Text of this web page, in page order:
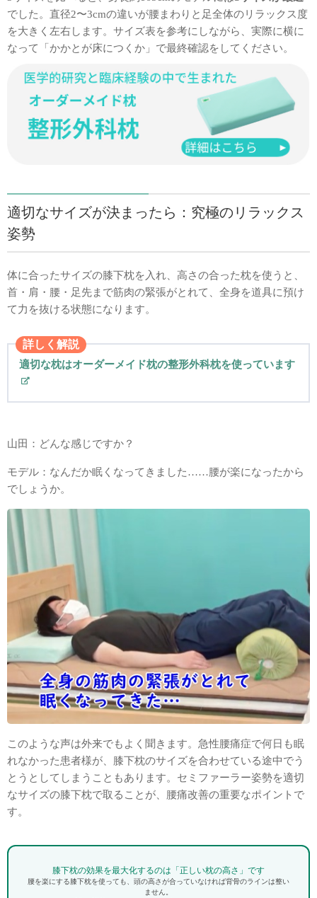
でした。直径2〜3cmの違いが腰まわりと足全体のリラックス度
を大きく左右します。サイズ表を参考にしながら、実際に横に
なって「かかとが床につくか」で最終確認をしてください。
適切なサイズが決まったら：究極のリラックス
姿勢
体に合ったサイズの膝下枕を入れ、高さの合った枕を使うと、
首・肩・腰・足先まで筋肉の緊張がとれて、全身を道具に預け
て力を抜ける状態になります。
詳しく解説
適切な枕はオーダーメイド枕の整形外科枕を使っています
山田：どんな感じですか？
モデル：なんだか眠くなってきました……腰が楽になったから
でしょうか。
このような声は外来でもよく聞きます。急性腰痛症で何日も眠
れなかった患者様が、膝下枕のサイズを合わせている途中でう
とうとしてしまうこともあります。セミファーラー姿勢を適切
なサイズの膝下枕で取ることが、腰痛改善の重要なポイントで
す。
膝下枕の効果を最大化するのは「正しい枕の高さ」です
腰を楽にする膝下枕を使っても、頭の高さが合っていなければ背骨のラインは整い
ません。